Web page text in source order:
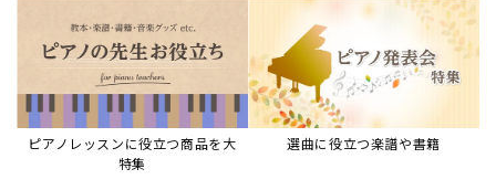
ピアノレッスンに役立つ商品を大
特集
選曲に役立つ楽譜や書籍